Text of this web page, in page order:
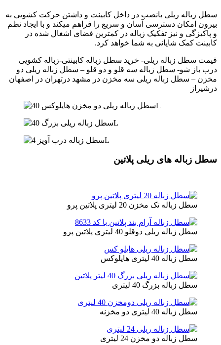
سطل زباله ریلی بانصب در داخل کابینت و داشتن حرکت کشویی به
بیرون امکان دسترسی آسان و سریع را فراهم میکند و با ایجاد نظم
و پاکیزگی و نیز تفکیک زباله در کمترین فضای اشغال شده در
کابینت کمک شایانی به شما خواهد کرد.
قیمت سطل زباله ریلی- خرید سطل زباله کابینتی-زباله کشویی
درب باز شو- سطل زباله سه قلو و دو قلو – سطل زباله ریلی دو
مخزن – سطل زباله ریلی سه مخزن در مشهد درتهران در اصفهان
درشیراز
سطل زباله های ریلی پلاتین
سطل زباله تک مخزن 20 لیتری پلاتین پرو
سطل زباله ریلی دوقلو 40 لیتری پلاتین پرو
سطل زباله 40 لیتری هایلوکس
سطل زباله بزرگ 40 لیتری
سطل زباله 40 لیتری دو مخزنه
سطل زباله دو مخزن 24 لیتری